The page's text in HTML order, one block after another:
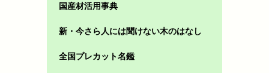
国産材活用事典
新・今さら人には聞けない木のはなし
全国プレカット名鑑